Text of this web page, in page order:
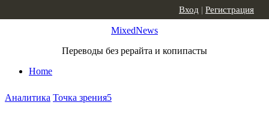
MixedNews
Переводы без рерайта и копипасты
Home
Вход | Регистрация
Аналитика Точка зрения5